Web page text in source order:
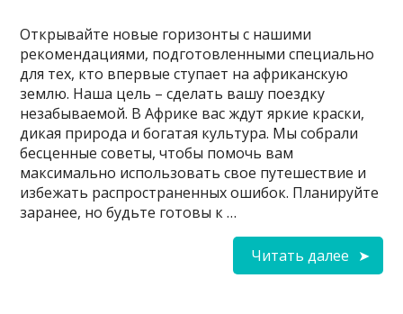
Открывайте новые горизонты с нашими
рекомендациями, подготовленными специально
для тех, кто впервые ступает на африканскую
землю. Наша цель – сделать вашу поездку
незабываемой. В Африке вас ждут яркие краски,
дикая природа и богатая культура. Мы собрали
бесценные советы, чтобы помочь вам
максимально использовать свое путешествие и
избежать распространенных ошибок. Планируйте
заранее, но будьте готовы к …
Читать далее